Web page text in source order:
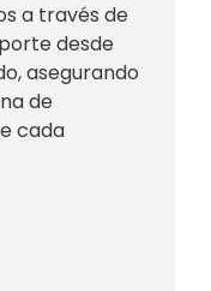
a través de
desde
asegurando
de
cada